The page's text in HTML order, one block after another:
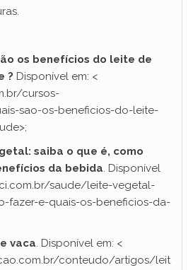
os benefícios do leite de
? Disponível em: <
cursos-
sao-os-beneficios-do-leite-
saiba o que é, como
da bebida. Disponível
saude/leite-vegetal-
fazer-e-quais-os-beneficios-da-
vaca. Disponível em: <
conteudo/artigos/leit